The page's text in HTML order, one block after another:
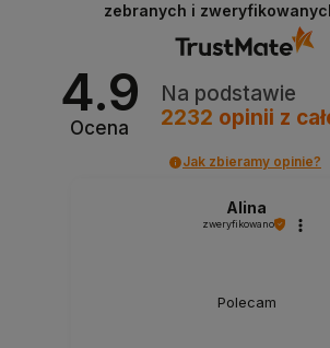
zebranych i
4.9
Ocena
Na podstawie
2232 opinii z
Jak zbieramy opinie?
Alina
zweryfikowano
Polecam